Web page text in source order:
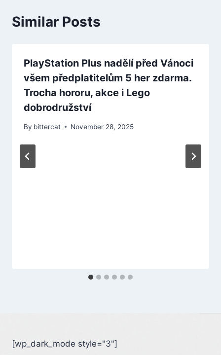
Similar Posts
PlayStation Plus nadělí před Vánoci
všem předplatitelům 5 her zdarma.
Trocha hororu, akce i Lego
dobrodružství
By bittercat November 28, 2025
[wp_dark_mode style="3"]